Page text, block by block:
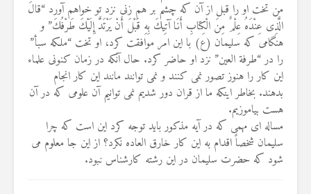
من تخت او را قبل از آن که چشم بر هم زنى نزد تو خواهم آورد “قالَ
الَّذِی عِنْدَهُ عِلْمٌ مِنَ الْكِتابِ أَنَا آتِیكَ بِهِ قَبْلَ أَنْ يَرْتَدَّ إِلَيْكَ طَرْفُكَ” و
هنگامى که سلیمان (ع) با این امر موافقت کرد، او تخت “ملکه سبأ”
را در “طرفة العین” نزد او حاضر کرد. حال آنکه در زمان کنونی علماء
این کار را هنوز تصور نمی کنند و نمی توانند مانند این کار انجام
بدهند. بخاطر اینکه ما از قران دور شدیم نمی توانیم آن علومی که در آن
هست بیاموزیم.
مساله ای مهمی که در آیه مذکور باید توجه کرد این است که چرا
سليمان شخصاً اقدام به اين كار خارق العاده نكرد؟ از این جا معلوم می
شود که حضرت سلیمان در این رشته کارشناس نبود.